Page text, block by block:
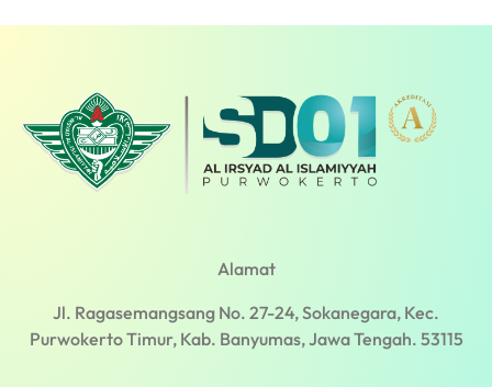
Alamat
Jl. Ragasemangsang No. 27-24, Sokanegara, Kec.
Purwokerto Timur, Kab. Banyumas, Jawa Tengah. 53115